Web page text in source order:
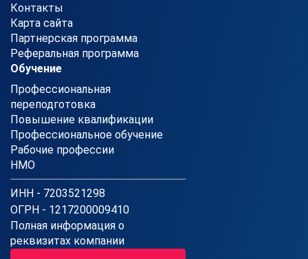
Контакты
Карта сайта
Партнерская программа
Реферальная программа
Обучение
Профессиональная
переподготовка
Повышение квалификации
Профессиональное обучение
Рабочие профессии
НМО
ИНН - 7203521298
ОГРН - 1217200009410
Полная информация о
реквизитах компании